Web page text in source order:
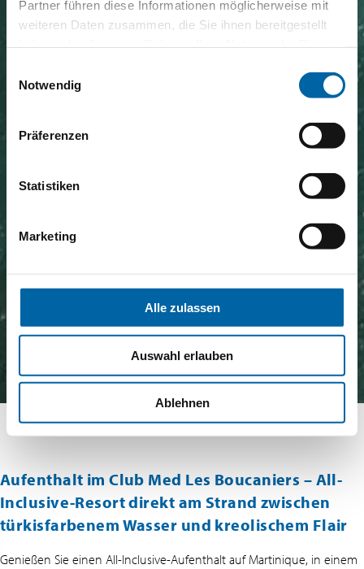
Partner führen diese Informationen möglicherweise mit
weiteren Daten zusammen, die Sie ihnen bereitgestellt
Notwendig
Präferenzen
Statistiken
Marketing
Alle zulassen
Auswahl erlauben
Ablehnen
Aufenthalt im Club Med Les Boucaniers – All-
Inclusive-Resort direkt am Strand zwischen
türkisfarbenem Wasser und kreolischem Flair
Genießen Sie einen All-Inclusive-Aufenthalt auf Martinique, in einem